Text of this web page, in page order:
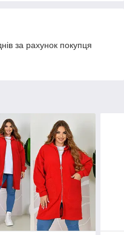
за рахунок покупця